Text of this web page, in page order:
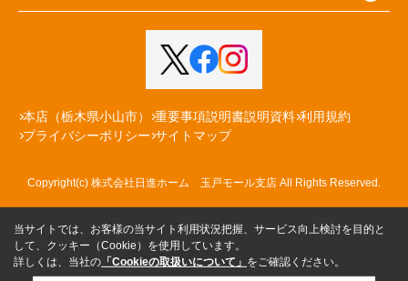
本店（栃木県小山市） 重要事項説明書説明資料 利用規約
プライバシーポリシー サイトマップ
Copyright(c) 株式会社日進ホーム 玉戸モール支店 All Rights Reserved.
当サイトでは、お客様の当サイト利用状況把握、サービス向上検討を目的と
して、クッキー（Cookie）を使用しています。
詳しくは、当社の 「Cookieの取扱いについて」 をご確認ください。